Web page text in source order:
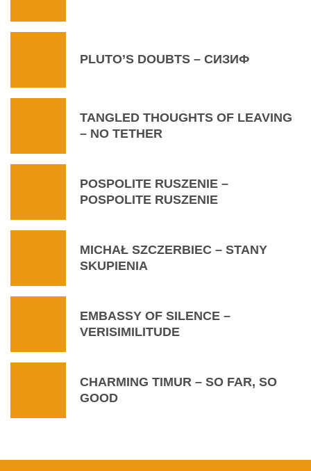
PLUTO’S DOUBTS – СИЗИФ
TANGLED THOUGHTS OF LEAVING
– NO TETHER
POSPOLITE RUSZENIE –
POSPOLITE RUSZENIE
MICHAŁ SZCZERBIEC – STANY
SKUPIENIA
EMBASSY OF SILENCE –
VERISIMILITUDE
CHARMING TIMUR – SO FAR, SO
GOOD